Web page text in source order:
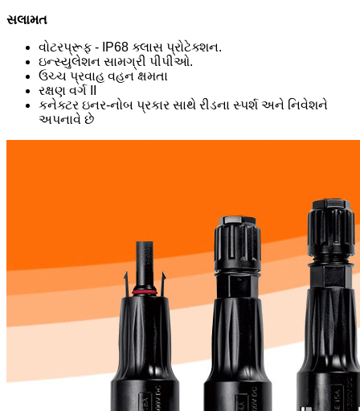
સલામત
વોટરપ્રૂફ - IP68 ક્લાસ પ્રોટેક્શન.
ઇન્સ્યુલેશન સામગ્રી પીપીઓ.
ઉચ્ચ પ્રવાહ વહન ક્ષમતા
રક્ષણ વર્ગ II
કનેક્ટર ઇનર-નોબ પ્રકાર સાથે રીડના સ્પર્શ અને નિવેશને
અપનાવે છે